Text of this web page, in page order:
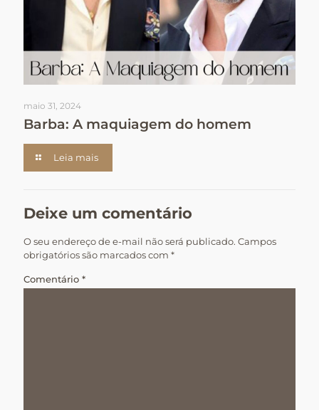
maio 31, 2024
Barba: A maquiagem do homem
Leia mais
Deixe um comentário
O seu endereço de e-mail não será publicado. Campos
obrigatórios são marcados com *
Comentário *